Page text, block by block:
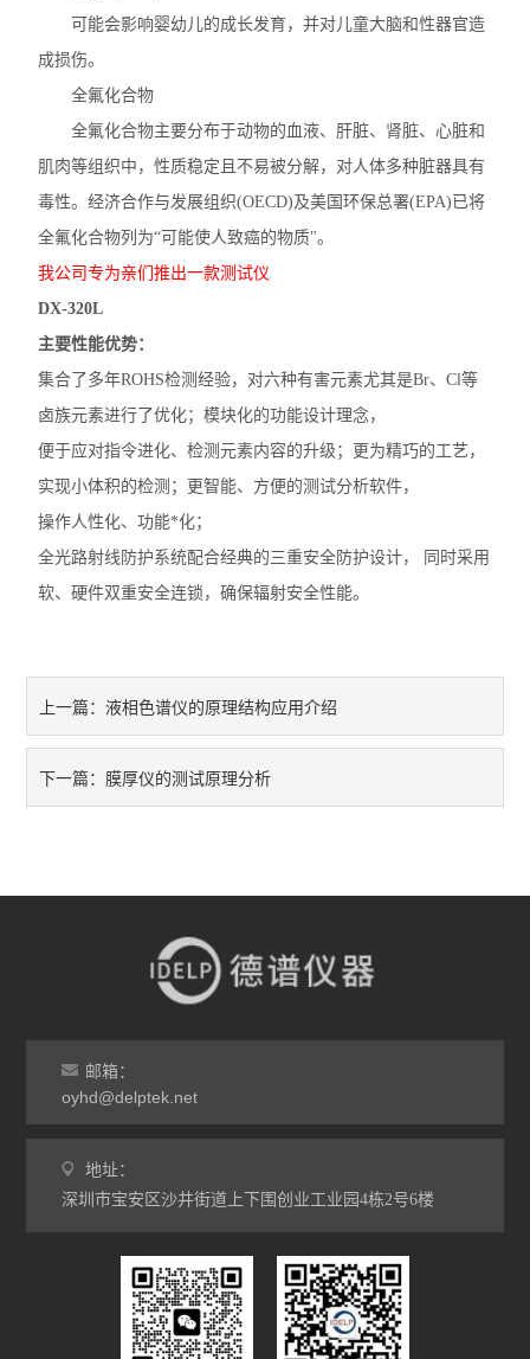
可能会影响婴幼儿的成长发育，并对儿童大脑和性器官造
成损伤。
全氟化合物
全氟化合物主要分布于动物的血液、肝脏、肾脏、心脏和
肌肉等组织中，性质稳定且不易被分解，对人体多种脏器具有
毒性。经济合作与发展组织(OECD)及美国环保总署(EPA)已将
全氟化合物列为“可能使人致癌的物质"。
我公司专为亲们推出一款测试仪
DX-320L
主要性能优势：
集合了多年ROHS检测经验，对六种有害元素尤其是Br、Cl等
卤族元素进行了优化；模块化的功能设计理念，
便于应对指令进化、检测元素内容的升级；更为精巧的工艺，
实现小体积的检测；更智能、方便的测试分析软件，
操作人性化、功能*化；
全光路射线防护系统配合经典的三重安全防护设计， 同时采用
软、硬件双重安全连锁，确保辐射安全性能。
上一篇：液相色谱仪的原理结构应用介绍
下一篇： 膜厚仪的测试原理分析
邮箱：
oyhd@delptek.net
地址：
深圳市宝安区沙井街道上下围创业工业园4栋2号6楼